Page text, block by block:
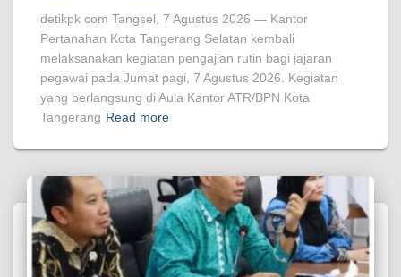
detikpk com Tangsel, 7 Agustus 2026 — Kantor
Pertanahan Kota Tangerang Selatan kembali
melaksanakan kegiatan pengajian rutin bagi jajaran
pegawai pada Jumat pagi, 7 Agustus 2026. Kegiatan
yang berlangsung di Aula Kantor ATR/BPN Kota
Tangerang Read more